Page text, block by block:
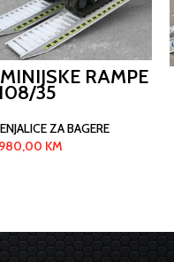
RAMPE
35
ZA BAGERE
KM